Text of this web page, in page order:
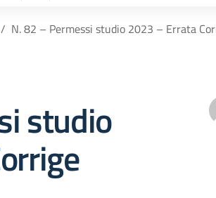
N. 82 – Permessi studio 2023 – Errata
studio